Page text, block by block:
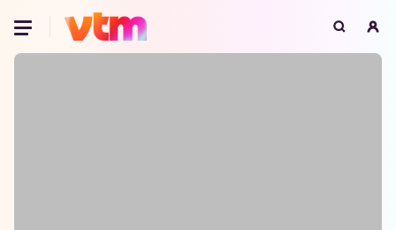
Oeps, browser niet ondersteund